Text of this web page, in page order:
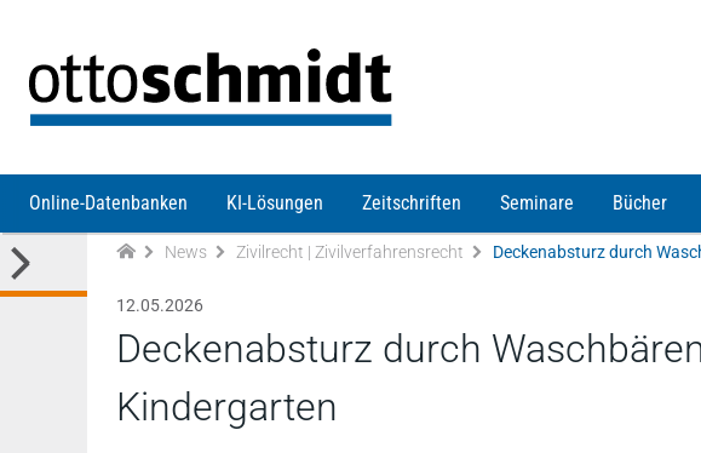
Online-Datenbanken KI-Lösungen Zeitschriften Seminare Bücher
News Zivilrecht | Zivilverfahrensrecht Deckenabsturz durch
12.05.2026
Deckenabsturz durch
Kindergarten